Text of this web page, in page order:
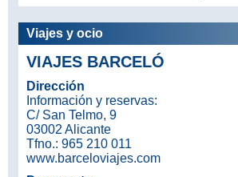
Viajes y ocio
VIAJES BARCELÓ
Dirección
Información y reservas:
C/ San Telmo, 9
03002 Alicante
Tfno.: 965 210 011
www.barceloviajes.com